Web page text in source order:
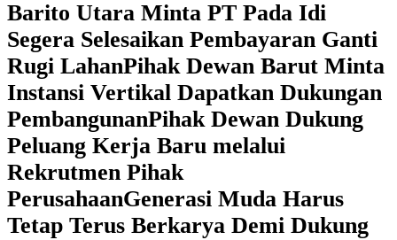
Barito Utara Minta PT Pada Idi
Segera Selesaikan Pembayaran Ganti
Rugi LahanPihak Dewan Barut Minta
Instansi Vertikal Dapatkan Dukungan
PembangunanPihak Dewan Dukung
Peluang Kerja Baru melalui
Rekrutmen Pihak
PerusahaanGenerasi Muda Harus
Tetap Terus Berkarya Demi Dukung